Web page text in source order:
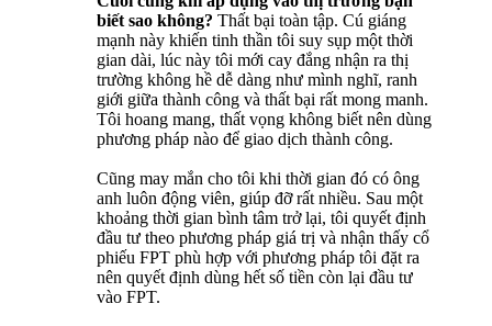
biết sao không? Thất bại toàn tập. Cú giáng
mạnh này khiến tinh thần tôi suy sụp một thời
gian dài, lúc này tôi mới cay đắng nhận ra thị
trường không hề dễ dàng như mình nghĩ, ranh
giới giữa thành công và thất bại rất mong manh.
Tôi hoang mang, thất vọng không biết nên dùng
phương pháp nào để giao dịch thành công.
Cũng may mắn cho tôi khi thời gian đó có ông
anh luôn động viên, giúp đỡ rất nhiều. Sau một
khoảng thời gian bình tâm trở lại, tôi quyết định
đầu tư theo phương pháp giá trị và nhận thấy cổ
phiếu FPT phù hợp với phương pháp tôi đặt ra
nên quyết định dùng hết số tiền còn lại đầu tư
vào FPT.